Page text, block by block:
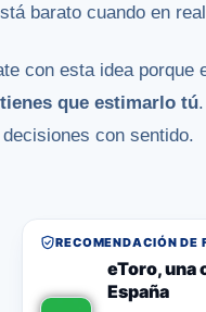
barato cuando en
con esta idea porque
que estimarlo tú
con sentido.
RECOMENDACIÓN DE
eToro, una
España